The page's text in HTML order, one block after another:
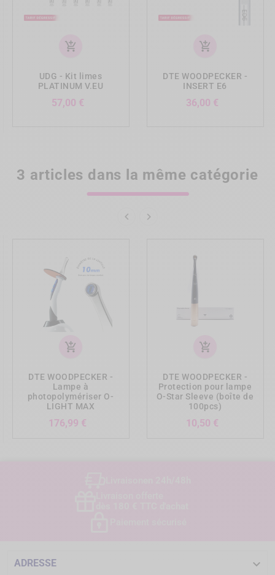
add_shopping_cart
UDG - Kit limes
PLATINUM V.EU
57,00 €
add_shopping_cart
DTE WOODPECKER -
INSERT E6
36,00 €
3 articles dans la même catégorie
 
add_shopping_cart
DTE WOODPECKER -
Lampe à
photopolymériser O-
LIGHT MAX
176,99 €
add_shopping_cart
DTE WOODPECKER -
Protection pour lampe
O-Star Sleeve (boîte de
100pcs)
10,50 €
ADRESSE 